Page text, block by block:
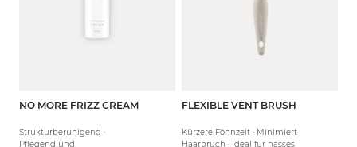
75 ml
NO MORE FRIZZ CREAM
Strukturberuhigend ·
Pflegend und
FLEXIBLE VENT BRUSH
Kürzere Föhnzeit · Minimiert
Haarbruch · Ideal für nasses